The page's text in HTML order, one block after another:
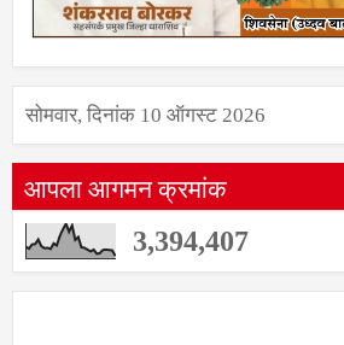
आपला आगमन क्रमांक
3,394,407